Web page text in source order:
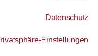
Datenschutz
Einstellungen